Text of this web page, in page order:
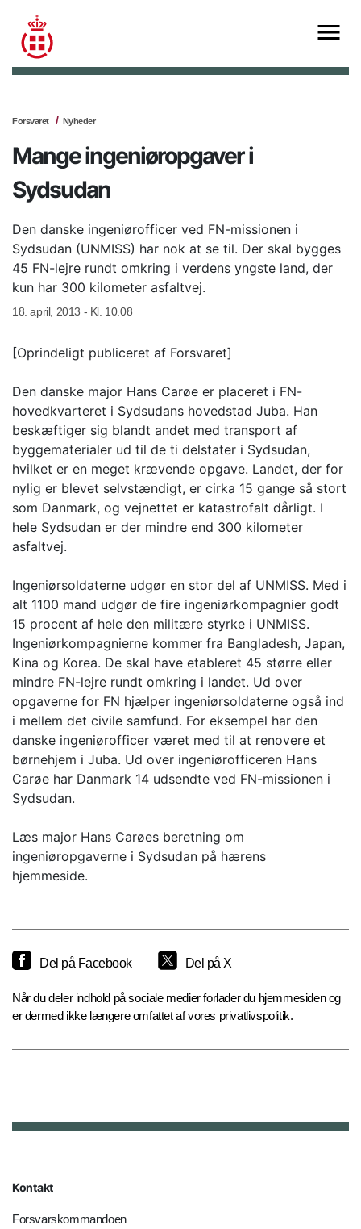
Forsvaret Nyheder
Mange ingeniøropgaver i
Sydsudan
Den danske ingeniørofficer ved FN-missionen i
Sydsudan (UNMISS) har nok at se til. Der skal bygges
45 FN-lejre rundt omkring i verdens yngste land, der
kun har 300 kilometer asfaltvej.
18. april, 2013 - Kl. 10.08
[Oprindeligt publiceret af Forsvaret]
Den danske major Hans Carøe er placeret i FN-
hovedkvarteret i Sydsudans hovedstad Juba. Han
beskæftiger sig blandt andet med transport af
byggematerialer ud til de ti delstater i Sydsudan,
hvilket er en meget krævende opgave. Landet, der for
nylig er blevet selvstændigt, er cirka 15 gange så stort
som Danmark, og vejnettet er katastrofalt dårligt. I
hele Sydsudan er der mindre end 300 kilometer
asfaltvej.
Ingeniørsoldaterne udgør en stor del af UNMISS. Med i
alt 1100 mand udgør de fire ingeniørkompagnier godt
15 procent af hele den militære styrke i UNMISS.
Ingeniørkompagnierne kommer fra Bangladesh, Japan,
Kina og Korea. De skal have etableret 45 større eller
mindre FN-lejre rundt omkring i landet. Ud over
opgaverne for FN hjælper ingeniørsoldaterne også ind
i mellem det civile samfund. For eksempel har den
danske ingeniørofficer været med til at renovere et
børnehjem i Juba. Ud over ingeniørofficeren Hans
Carøe har Danmark 14 udsendte ved FN-missionen i
Sydsudan.
Læs major Hans Carøes beretning om
ingeniøropgaverne i Sydsudan på hærens
hjemmeside.
Del på Facebook Del på X
Når du deler indhold på sociale medier forlader du hjemmesiden og
er dermed ikke længere omfattet af vores privatlivspolitik.
Kontakt
Forsvarskommandoen